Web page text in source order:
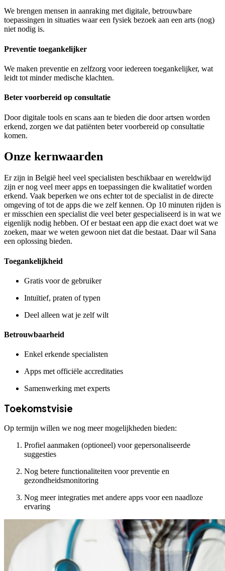
We brengen mensen in aanraking met digitale, betrouwbare
toepassingen in situaties waar een fysiek bezoek aan een arts (nog)
niet nodig is.
Preventie toegankelijker
We maken preventie en zelfzorg voor iedereen toegankelijker, wat
leidt tot minder medische klachten.
Beter voorbereid op consultatie
Door digitale tools en scans aan te bieden die door artsen worden
erkend, zorgen we dat patiënten beter voorbereid op consultatie
komen.
Onze kernwaarden
Er zijn in België heel veel specialisten beschikbaar en wereldwijd
zijn er nog veel meer apps en toepassingen die kwalitatief worden
erkend. Vaak beperken we ons echter tot de specialist in de directe
omgeving of tot de apps die we zelf kennen. Op 10 minuten rijden is
er misschien een specialist die veel beter gespecialiseerd is in wat we
eigenlijk nodig hebben. Of er bestaat een app die exact doet wat we
zoeken, maar we weten gewoon niet dat die bestaat. Daar wil Sana
een oplossing bieden.
Toegankelijkheid
Gratis voor de gebruiker
Intuïtief, praten of typen
Deel alleen wat je zelf wilt
Betrouwbaarheid
Enkel erkende specialisten
Apps met officiële accreditaties
Samenwerking met experts
Toekomstvisie
Op termijn willen we nog meer mogelijkheden bieden:
Profiel aanmaken (optioneel) voor gepersonaliseerde
suggesties
Nog betere functionaliteiten voor preventie en
gezondheidsmonitoring
Nog meer integraties met andere apps voor een naadloze
ervaring